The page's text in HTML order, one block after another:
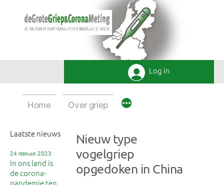
Log in
Home Over griep
Laatste nieuws
24 februari 2023
In ons land is
de corona-
pandemie ten
Nieuw type
vogelgriep
opgedoken in China